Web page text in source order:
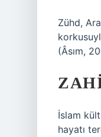
Zühd,
(Âsım,
İslam
hayatı